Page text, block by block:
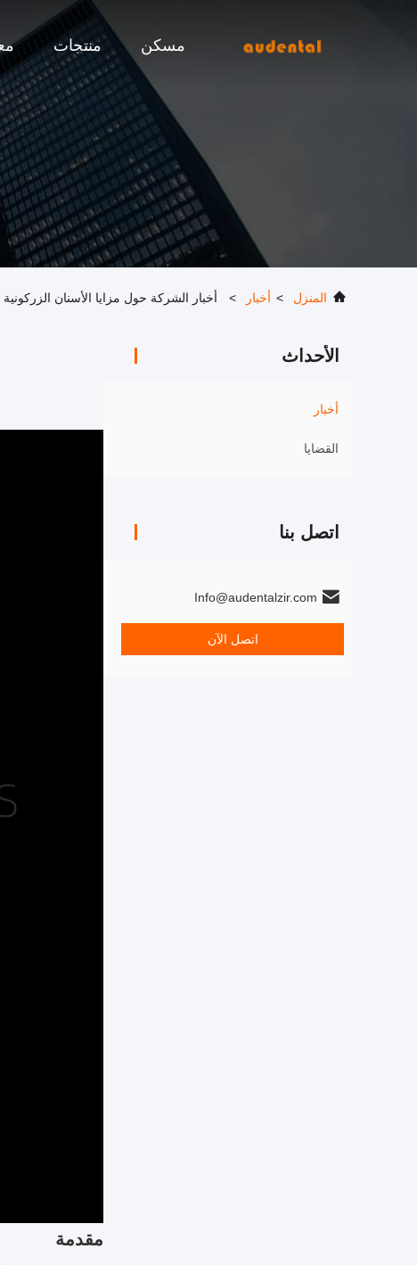
مسكن منتجات
المنزل > أخبار > أخبار الشركة حول مزايا الأسنان
الأحداث
أخبار
القضايا
اتصل بنا
Info@audentalzir.com
اتصل الآن
مقدمة